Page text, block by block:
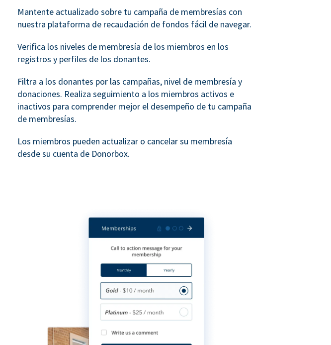
Mantente actualizado sobre tu campaña de membresías con
nuestra plataforma de recaudación de fondos fácil de navegar.
Verifica los niveles de membresía de los miembros en los
registros y perfiles de los donantes.
Filtra a los donantes por las campañas, nivel de membresía y
donaciones. Realiza seguimiento a los miembros activos e
inactivos para comprender mejor el desempeño de tu campaña
de membresías.
Los miembros pueden actualizar o cancelar su membresía
desde su cuenta de Donorbox.